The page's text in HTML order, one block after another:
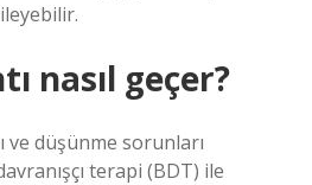
nasıl geçer?
ve düşünme sorunları
terapi (BDT) ile